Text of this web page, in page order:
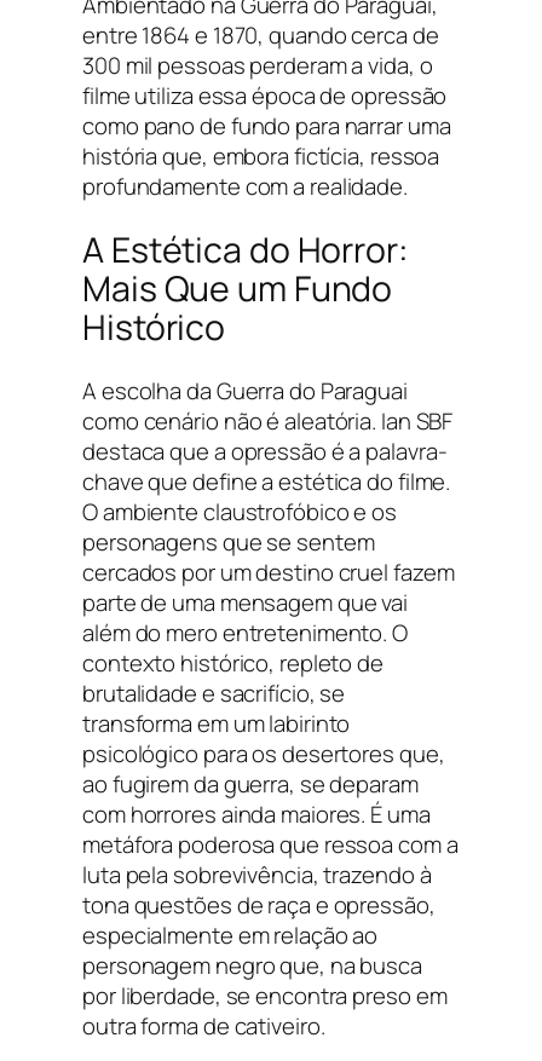
entre 1864 e 1870, quando cerca de
300 mil pessoas perderam a vida, o
filme utiliza essa época de opressão
como pano de fundo para narrar uma
história que, embora fictícia, ressoa
profundamente com a realidade.
A Estética do Horror:
Mais Que um Fundo
Histórico
A escolha da Guerra do Paraguai
como cenário não é aleatória. Ian SBF
destaca que a opressão é a palavra-
chave que define a estética do filme.
O ambiente claustrofóbico e os
personagens que se sentem
cercados por um destino cruel fazem
parte de uma mensagem que vai
além do mero entretenimento. O
contexto histórico, repleto de
brutalidade e sacrifício, se
transforma em um labirinto
psicológico para os desertores que,
ao fugirem da guerra, se deparam
com horrores ainda maiores. É uma
metáfora poderosa que ressoa com a
luta pela sobrevivência, trazendo à
tona questões de raça e opressão,
especialmente em relação ao
personagem negro que, na busca
por liberdade, se encontra preso em
outra forma de cativeiro.